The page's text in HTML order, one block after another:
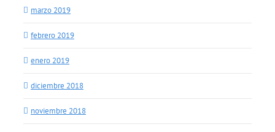
marzo 2019
febrero 2019
enero 2019
diciembre 2018
noviembre 2018